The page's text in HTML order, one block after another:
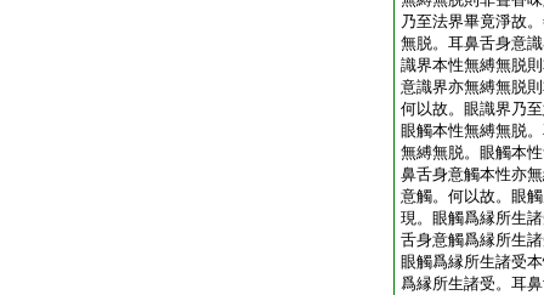
乃至法界畢竟淨故
無脱。耳鼻舌身意
識界本性無縛無脱
意識界亦無縛無脱
何以故。眼識界乃
眼觸本性無縛無脱
無縛無脱。眼觸本
鼻舌身意觸本性亦
意觸。何以故。眼
現。眼觸爲縁所生
舌身意觸爲縁所生
眼觸爲縁所生諸受
爲縁所生諸受。耳